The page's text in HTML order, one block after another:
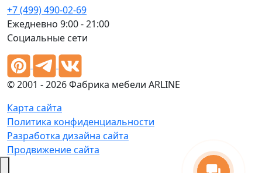
+7 (499) 490-02-69
Ежедневно 9:00 - 21:00
Социальные сети
© 2001 - 2026 Фабрика мебели ARLINE
Карта сайта
Политика конфиденциальности
Разработка дизайна сайта
Продвижение сайта